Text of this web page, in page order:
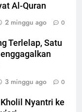
Al-Quran
2 minggu ago 0
Terlelap, Satu
3 minggu ago 0
Nyantri ke